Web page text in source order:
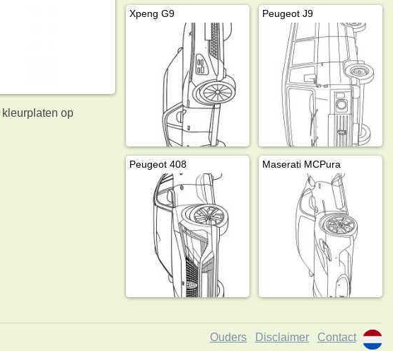
kleurplaten op
Xpeng G9 Peugeot J9
Peugeot 408 Maserati MCPura
Ouders Disclaimer Contact